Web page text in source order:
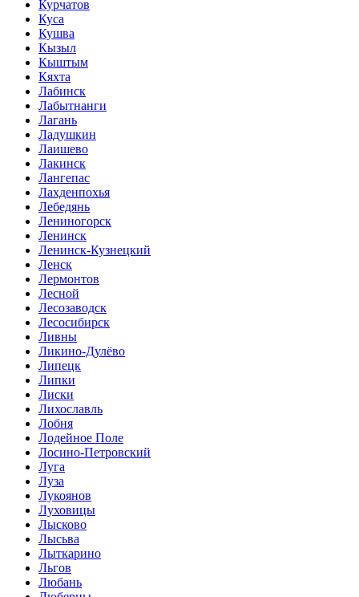
Курчатов
Куса
Кушва
Кызыл
Кыштым
Кяхта
Лабинск
Лабытнанги
Лагань
Ладушкин
Лаишево
Лакинск
Лангепас
Лахденпохья
Лебедянь
Лениногорск
Ленинск
Ленинск-Кузнецкий
Ленск
Лермонтов
Лесной
Лесозаводск
Лесосибирск
Ливны
Ликино-Дулёво
Липецк
Липки
Лиски
Лихославль
Лобня
Лодейное Поле
Лосино-Петровский
Луга
Луза
Лукоянов
Луховицы
Лысково
Лысьва
Лыткарино
Льгов
Любань